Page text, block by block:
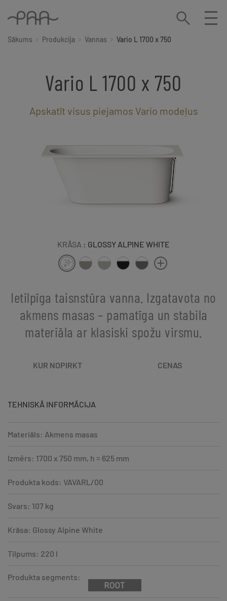
Sākums Produkcija Vannas Vario L 1700 x 750
Vario L 1700 x 750
Apskatīt visus piejamos Vario modeļus
KRĀSA : GLOSSY ALPINE WHITE
Ietilpīga taisnstūra vanna. Izgatavota no
akmens masas – pamatīga un stabila
materiāla ar klasiski spožu virsmu.
KUR NOPIRKT CENAS
TEHNISKĀ INFORMĀCIJA
Materiāls: Akmens masas
Izmērs: 1700 x 750 mm, h = 625 mm
Produkta kods: VAVARL/00
Svars: 107 kg
Krāsa: Glossy Alpine White
Tilpums: 220 l
Produkta segments: